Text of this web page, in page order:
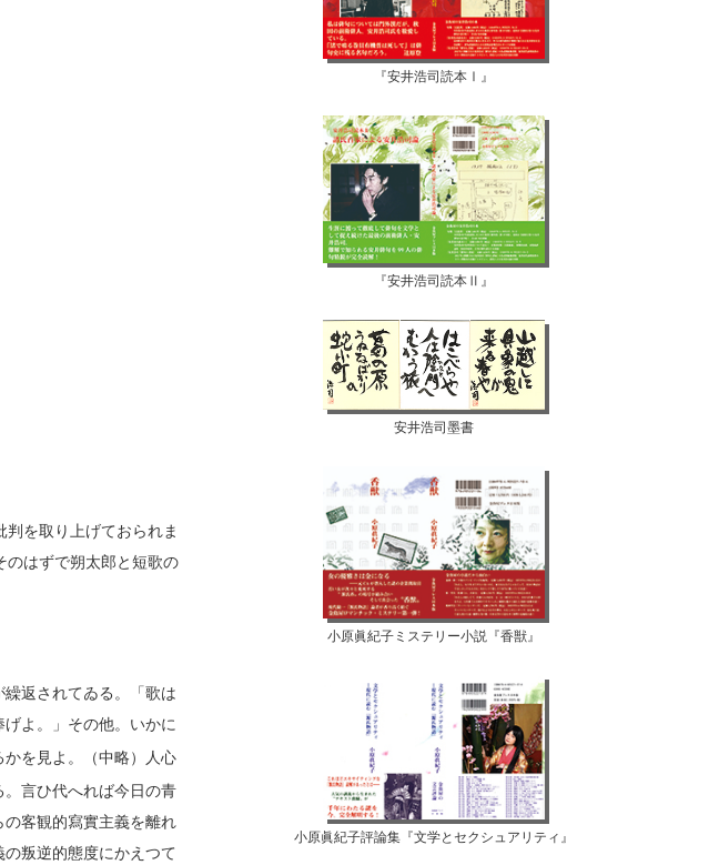
を取り上げておられま
のはずで朔太郎と短歌の
返されてゐる。「歌は
よ。」その他。いかに
を見よ。（中略）人心
言ひ代へれば今日の青
客観的寫實主義を離れ
叛逆的態度にかえつて
『安井浩司読本Ⅰ』
『安井浩司読本Ⅱ』
安井浩司墨書
小原眞紀子ミステリー小説『香獣』
小原眞紀子評論集『文学とセクシュアリティ』